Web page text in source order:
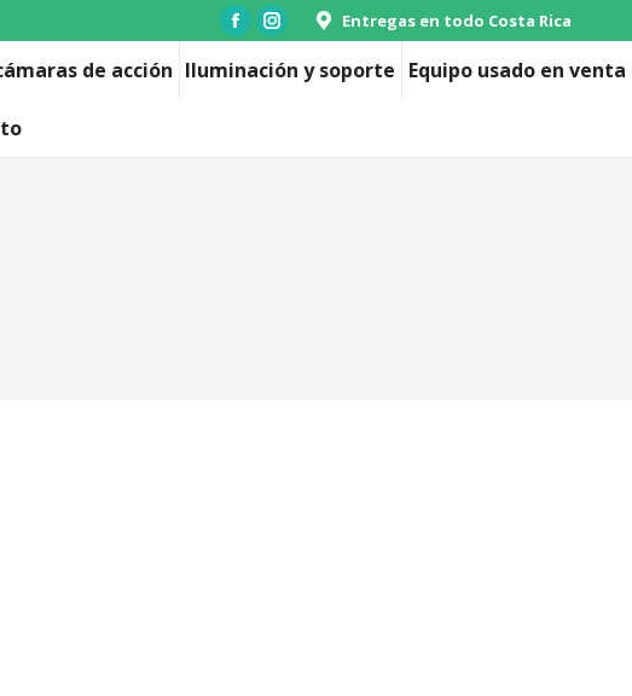
Facebook
page
Instagram
page
Entregas en todo Costa Rica
de acción Iluminación y soporte Equipo usado en venta